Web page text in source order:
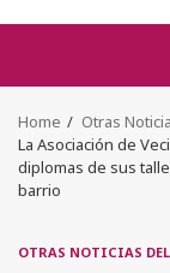
Home
Otras
La Asociación de
diplomas de sus
barrio
OTRAS NOTICIAS